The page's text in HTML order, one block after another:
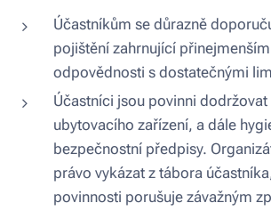
Účastníkům se důrazně
pojištění zahrnující
odpovědnosti s dostatečnými
Účastníci jsou povinni dodržovat
ubytovacího zařízení, a dále
bezpečnostní předpisy.
právo vykázat z tábora
povinnosti porušuje závažným